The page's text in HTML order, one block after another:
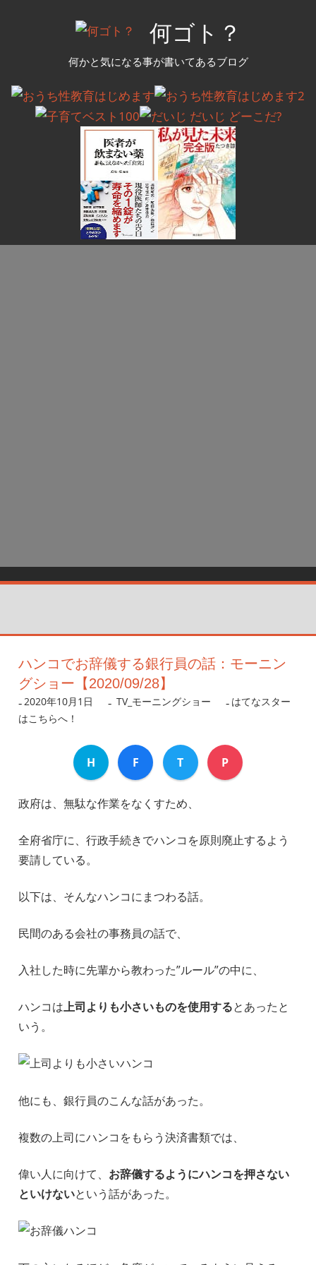
ツ
何ゴト？
何かと気になる事が書いてあるブログ
ハンコでお辞儀する銀行員の話：モーニン
グショー【2020/09/28】
2020年10月1日 nanigoto
TV_モーニングショー
はてなスター
はこちらへ！
H F T P
政府は、無駄な作業をなくすため、
全府省庁に、行政手続きでハンコを原則廃止するよう
要請している。
以下は、そんなハンコにまつわる話。
民間のある会社の事務員の話で、
入社した時に先輩から教わった”ルール”の中に、
ハンコは上司よりも小さいものを使用するとあったと
いう。
他にも、銀行員のこんな話があった。
複数の上司にハンコをもらう決済書類では、
偉い人に向けて、 お辞儀するようにハンコを押さない
といけないという話があった。